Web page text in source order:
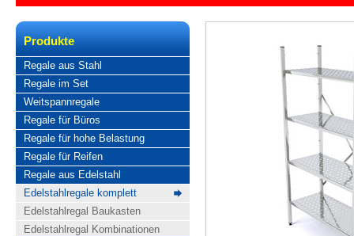
Produkte
Regale aus Stahl
Regale im Set
Weitspannregale
Regale für Büros
Regale für hohe Belastung
Regale für Reifen
Regale aus Edelstahl
Edelstahlregale komplett
Edelstahlregal Baukasten
Edelstahlregal Kombinationen